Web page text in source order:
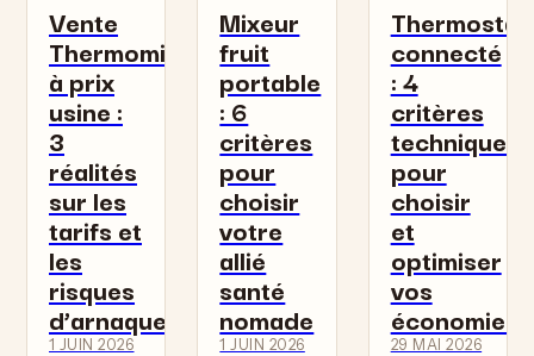
Vente
Thermomix
à prix
usine :
3
réalités
sur les
tarifs et
les
risques
d’arnaques
1 JUIN 2026
Mixeur
fruit
portable
: 6
critères
pour
choisir
votre
allié
santé
nomade
1 JUIN 2026
Thermostat
connecté
: 4
critères
techniques
pour
choisir
et
optimiser
vos
économies
29 MAI 2026